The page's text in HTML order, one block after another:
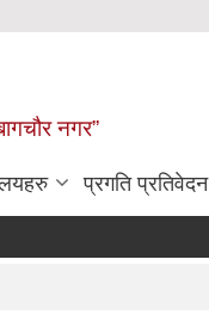
नगर”
प्रगति प्रतिवेदन